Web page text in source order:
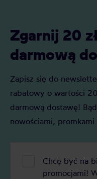
Zgarnij 20
darmową
Zapisz się do
rabatowy o wartości
darmową dostawę!
nowościami,
Chcę być na
promocjami!